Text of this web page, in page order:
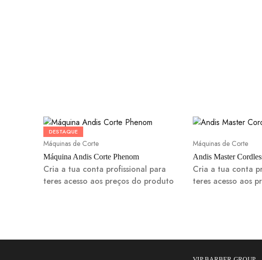
DESTAQUE
Máquinas de Corte
Máquina Andis Corte Phenom
Cria a tua conta profissional para
teres acesso aos preços do produto
Máquinas de Corte
Andis Master
Cria a tua conta
teres acesso aos